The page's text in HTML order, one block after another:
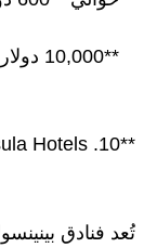
**10,000 دولار أمريكي** أو أكثر للأجنحة الفاخرة.
**10. The Peninsula Hotels (فنادق بينينسولا):**
تُعد فنادق